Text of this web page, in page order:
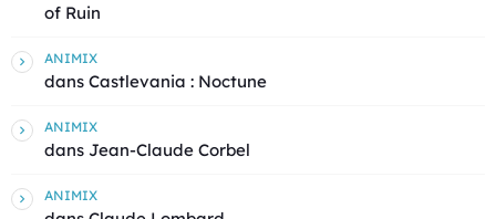
of Ruin
ANIMIX
dans Castlevania : Noctune
ANIMIX
dans Jean-Claude Corbel
ANIMIX